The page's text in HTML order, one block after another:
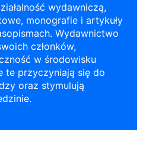
wydawniczą,
monografie i artykuły
Wydawnictwo
członków,
w środowisku
te przyczyniają się do
oraz stymulują